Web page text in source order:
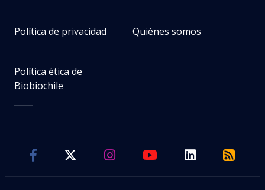
Política de privacidad Quiénes somos
Política ética de
Biobiochile